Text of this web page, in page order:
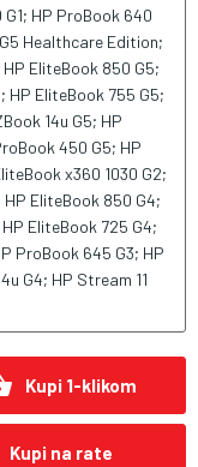
HP ProBook 640
Healthcare Edition;
EliteBook 850 G5;
HP EliteBook 755 G5;
14u G5; HP
450 G5; HP
x360 1030 G2;
EliteBook 850 G4;
EliteBook 725 G4;
ProBook 645 G3; HP
G4; HP Stream 11
Kupi 1-klikom
Kupi na rate